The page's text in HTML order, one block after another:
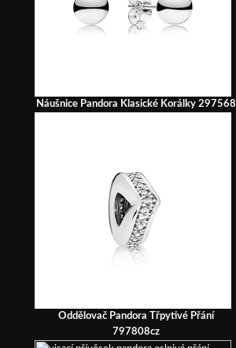
Náušnice Pandora Klasické Korálky 297568
Oddělovač Pandora Třpytivé Přání
797808cz